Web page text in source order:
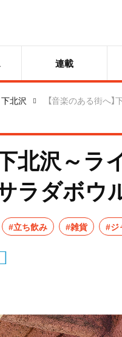
連載
下北沢
【音楽のある街へ
北沢～
ラダボウ
#立ち飲み #雑貨 #ジ